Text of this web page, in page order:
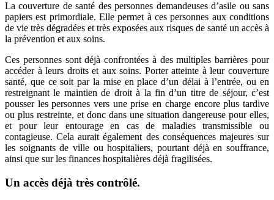
La couverture de santé des personnes demandeuses d’asile ou sans
papiers est primordiale. Elle permet à ces personnes aux conditions
de vie très dégradées et très exposées aux risques de santé un accès à
la prévention et aux soins.
Ces personnes sont déjà confrontées à des multiples barrières pour
accéder à leurs droits et aux soins. Porter atteinte à leur couverture
santé, que ce soit par la mise en place d’un délai à l’entrée, ou en
restreignant le maintien de droit à la fin d’un titre de séjour, c’est
pousser les personnes vers une prise en charge encore plus tardive
ou plus restreinte, et donc dans une situation dangereuse pour elles,
et pour leur entourage en cas de maladies transmissible ou
contagieuse. Cela aurait également des conséquences majeures sur
les soignants de ville ou hospitaliers, pourtant déjà en souffrance,
ainsi que sur les finances hospitalières déjà fragilisées.
Un accès déjà très contrôlé.